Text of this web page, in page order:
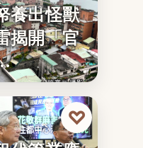
養出怪獸
揭開「官
♡